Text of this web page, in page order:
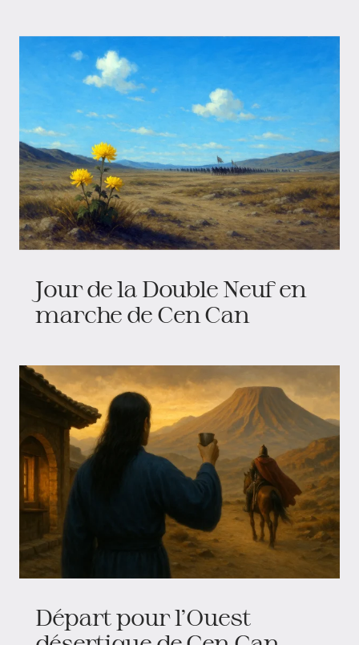
Jour de la Double Neuf en
marche de Cen Can
Départ pour l'Ouest